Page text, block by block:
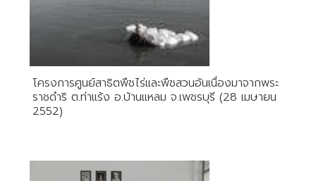
โครงการศูนย์สาธิตพืชไร่และพืชสวนอันเนื่องมาจากพระ
ราชดำริ ต.ท่าแร้ง อ.บ้านแหลม จ.เพชรบุรี (28 เมษายน
2552)